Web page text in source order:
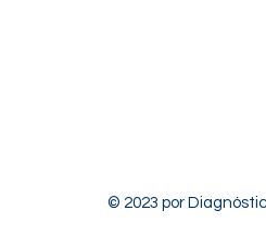
© 2023 por